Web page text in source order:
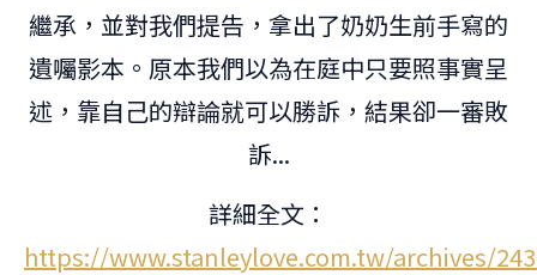
繼承，並對我們提告， 拿出了奶奶生前手寫的
遺囑影本。 原本我們以為在庭中只要照事實呈
述，靠自己的辯論就可以勝訴，結果卻一審敗
訴...
詳細全文：
https://www.stanleylove.com.tw/archives/